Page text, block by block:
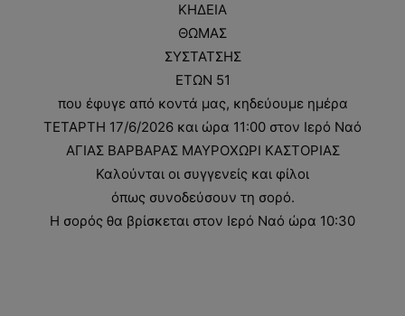
ΚΗΔΕΙΑ
ΘΩΜΑΣ
ΣΥΣΤΑΤΣΗΣ
ΕΤΩΝ 51
που έφυγε από κοντά μας, κηδεύουμε ημέρα
ΤΕΤΑΡΤΗ 17/6/2026 και ώρα 11:00 στον Ιερό Ναό
ΑΓΙΑΣ ΒΑΡΒΑΡΑΣ ΜΑΥΡΟΧΩΡΙ ΚΑΣΤΟΡΙΑΣ
Καλούνται οι συγγενείς και φίλοι
όπως συνοδεύσουν τη σορό.
Η σορός θα βρίσκεται στον Ιερό Ναό ώρα 10:30